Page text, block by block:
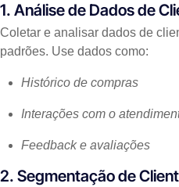
1. Análise de Dados de
Coletar e analisar dados de
padrões. Use dados como:
Histórico de compras
Interações com o
Feedback e avaliações
2. Segmentação de